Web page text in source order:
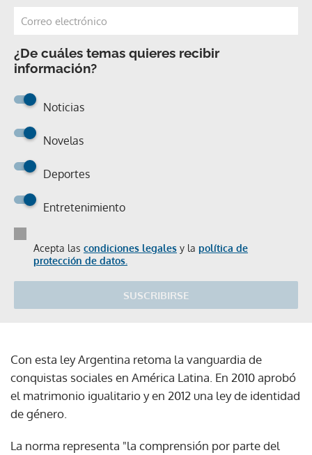
¿De cuáles temas quieres recibir
información?
Noticias
Novelas
Deportes
Entretenimiento
Acepta las condiciones legales y la política de
protección de datos.
SUSCRIBIRSE
Con esta ley Argentina retoma la vanguardia de
conquistas sociales en América Latina. En 2010 aprobó
el matrimonio igualitario y en 2012 una ley de identidad
de género.
La norma representa "la comprensión por parte del